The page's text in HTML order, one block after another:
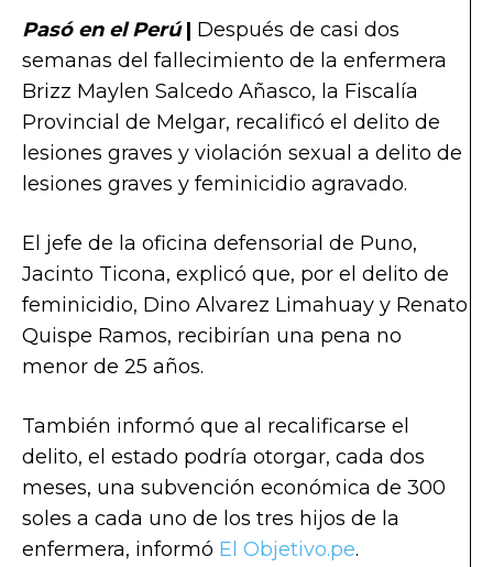
Pasó en el Perú| Después de casi dos
semanas del fallecimiento de la enfermera
Brizz Maylen Salcedo Añasco, la Fiscalía
Provincial de Melgar, recalificó el delito de
lesiones graves y violación sexual a delito de
lesiones graves y feminicidio agravado.
El jefe de la oficina defensorial de Puno,
Jacinto Ticona, explicó que, por el delito de
feminicidio, Dino Alvarez Limahuay y Renato
Quispe Ramos, recibirían una pena no
menor de 25 años.
También informó que al recalificarse el
delito, el estado podría otorgar, cada dos
meses, una subvención económica de 300
soles a cada uno de los tres hijos de la
enfermera, informó El Objetivo.pe.